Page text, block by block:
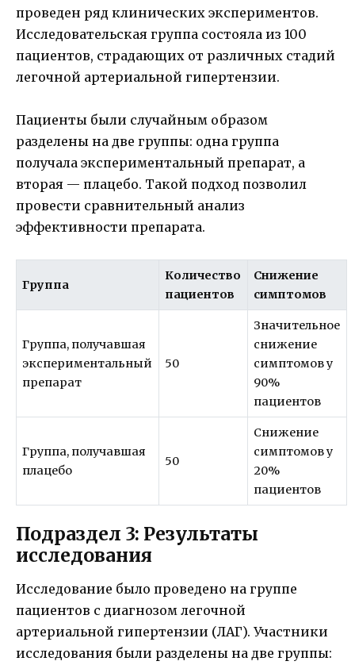
проведен ряд клинических экспериментов.
Исследовательская группа состояла из 100
пациентов, страдающих от различных стадий
легочной артериальной гипертензии.
Пациенты были случайным образом
разделены на две группы: одна группа
получала экспериментальный препарат, а
вторая — плацебо. Такой подход позволил
провести сравнительный анализ
эффективности препарата.
Группа
Количество
пациентов
Снижение
симптомов
Группа, получавшая
экспериментальный
препарат
50
Значительное
снижение
симптомов у
90%
пациентов
Группа, получавшая
плацебо
50
Снижение
симптомов у
20%
пациентов
Подраздел 3: Результаты
исследования
Исследование было проведено на группе
пациентов с диагнозом легочной
артериальной гипертензии (ЛАГ). Участники
исследования были разделены на две группы: